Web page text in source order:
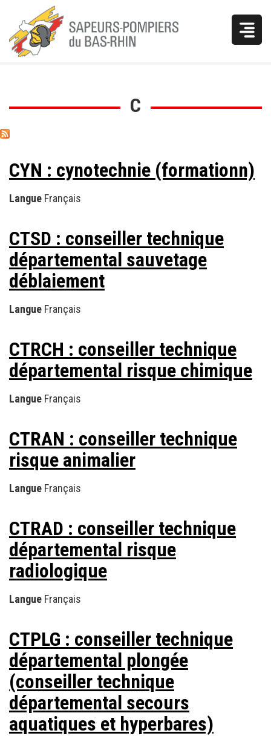
êtes
ici
C
CYN : cynotechnie (formationn)
Langue Français
CTSD : conseiller technique
départemental sauvetage
déblaiement
Langue Français
CTRCH : conseiller technique
départemental risque chimique
Langue Français
CTRAN : conseiller technique
risque animalier
Langue Français
CTRAD : conseiller technique
départemental risque
radiologique
Langue Français
CTPLG : conseiller technique
départemental plongée
(conseiller technique
départemental secours
aquatiques et hyperbares)